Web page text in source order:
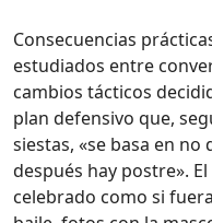
Consecuencias
estudiados entre
cambios tácticos
plan defensivo que,
siestas, «se basa en
después hay postre».
celebrado como si